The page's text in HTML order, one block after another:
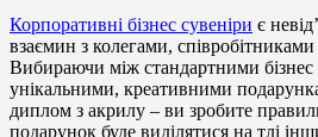
Корпоративні бізнес сувеніри є
взаємин з колегами,
Вибираючи між стандартними бізнес
унікальними, креативними
диплом з акрилу – ви зробите
подарунок буде виділятися на тлі